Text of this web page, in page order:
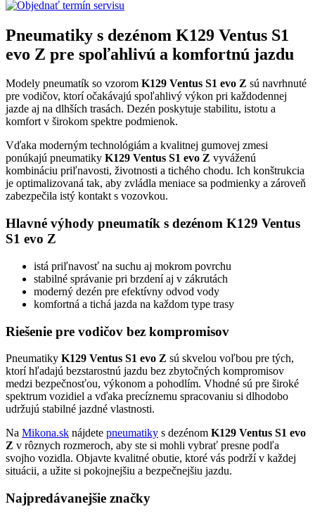
Pneumatiky s dezénom K129 Ventus S1
evo Z pre spoľahlivú a komfortnú jazdu
Modely pneumatík so vzorom K129 Ventus S1 evo Z sú navrhnuté
pre vodičov, ktorí očakávajú spoľahlivý výkon pri každodennej
jazde aj na dlhších trasách. Dezén poskytuje stabilitu, istotu a
komfort v širokom spektre podmienok.
Vďaka moderným technológiám a kvalitnej gumovej zmesi
ponúkajú pneumatiky K129 Ventus S1 evo Z vyváženú
kombináciu priľnavosti, životnosti a tichého chodu. Ich konštrukcia
je optimalizovaná tak, aby zvládla meniace sa podmienky a zároveň
zabezpečila istý kontakt s vozovkou.
Hlavné výhody pneumatík s dezénom K129 Ventus
S1 evo Z
istá priľnavosť na suchu aj mokrom povrchu
stabilné správanie pri brzdení aj v zákrutách
moderný dezén pre efektívny odvod vody
komfortná a tichá jazda na každom type trasy
Riešenie pre vodičov bez kompromisov
Pneumatiky K129 Ventus S1 evo Z sú skvelou voľbou pre tých,
ktorí hľadajú bezstarostnú jazdu bez zbytočných kompromisov
medzi bezpečnosťou, výkonom a pohodlím. Vhodné sú pre široké
spektrum vozidiel a vďaka precíznemu spracovaniu si dlhodobo
udržujú stabilné jazdné vlastnosti.
Na Mikona.sk nájdete pneumatiky s dezénom K129 Ventus S1 evo
Z v rôznych rozmeroch, aby ste si mohli vybrať presne podľa
svojho vozidla. Objavte kvalitné obutie, ktoré vás podrží v každej
situácii, a užite si pokojnejšiu a bezpečnejšiu jazdu.
Najpredávanejšie značky